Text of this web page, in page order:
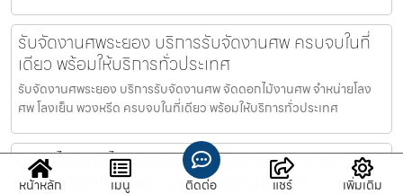
รับจัดงานศพระยอง บริการรับจัดงานศพ ครบจบในที่
เดียว พร้อมให้บริการทั่วประเทศ
รับจัดงานศพระยอง บริการรับจัดงานศพ จัดดอกไม้งานศพ จำหน่ายโลง
ศพ โลงเย็น พวงหรีด ครบจบในที่เดียว พร้อมให้บริการทั่วประเทศ
ออแกไนซ์งานไว้อาลัยเชียงใหม่ บริการรับจัดงานศพ
ครบจบในที่เดียว พร้อมให้บริการทั่วประเทศ
หน้าหลัก เมนู ติดต่อ แชร์ เพิ่มเติม